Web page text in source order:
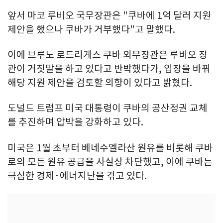
앞서 마코 루비오 국무장관은 "쿠바에 1억 달러 지원
제안을 했으나 쿠바가 거부했다"고 말했다.
이에 브루노 로드리게스 쿠바 외무장관은 루비오 장
관이 거짓말을 하고 있다고 반박했다가, 입장을 바꿔
해당 지원 제안을 검토할 의향이 있다고 밝혔다.
도널드 트럼프 미국 대통령이 쿠바의 공산정권 교체
를 추진하며 압박을 강화하고 있다.
미국은 1월 초부터 베네수엘라산 원유를 비롯해 쿠바
로의 모든 원유 공급을 사실상 차단했고, 이에 쿠바는
극심한 경제·에너지난을 겪고 있다.